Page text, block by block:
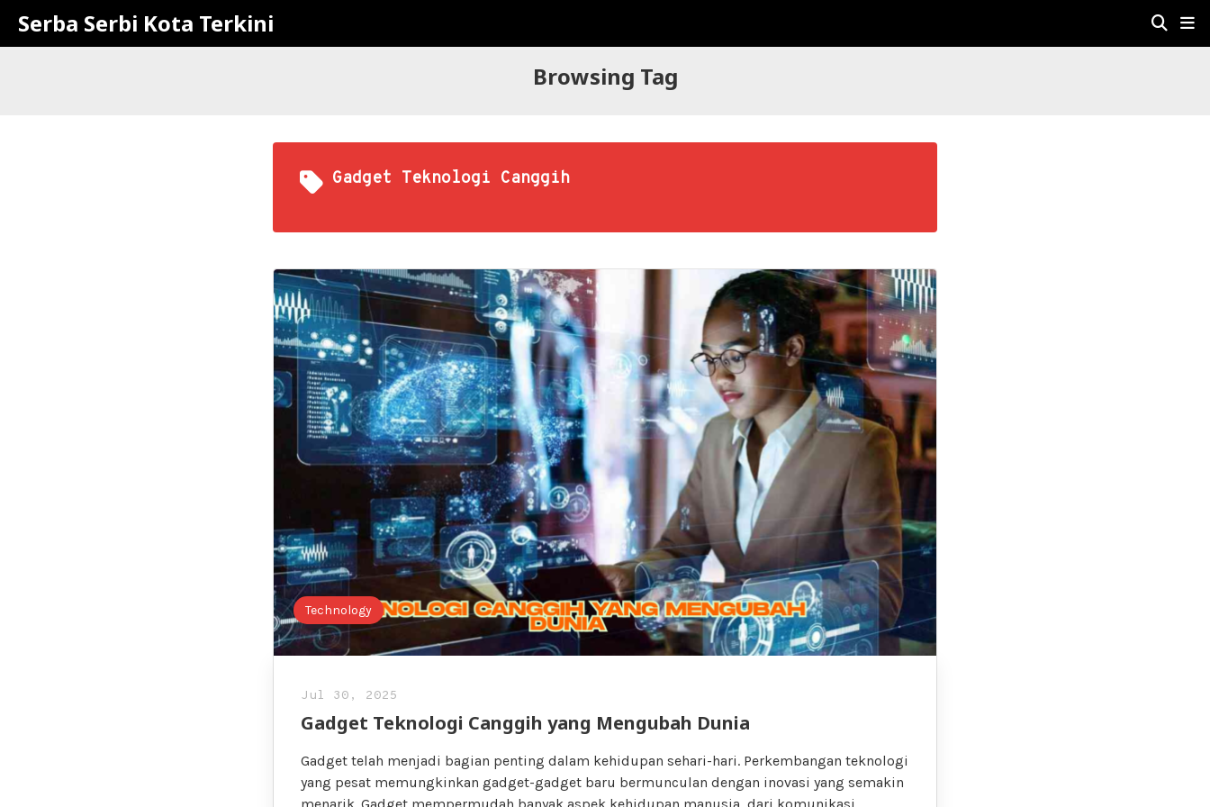
Serba Serbi Kota Terkini
Browsing Tag
Gadget Teknologi Canggih
Technology
Jul 30, 2025
Gadget Teknologi Canggih yang Mengubah Dunia
Gadget telah menjadi bagian penting dalam kehidupan sehari-hari. Perkembangan teknologi
yang pesat memungkinkan gadget-gadget baru bermunculan dengan inovasi yang semakin